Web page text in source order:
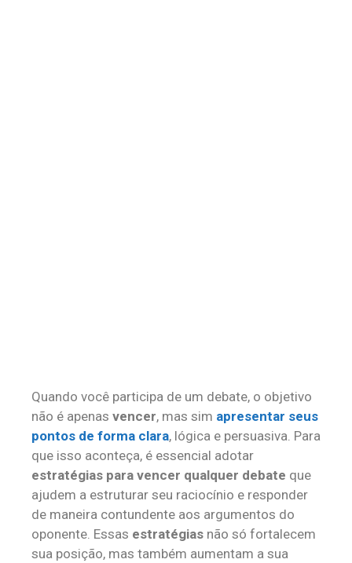
Quando você participa de um debate, o objetivo
não é apenas vencer, mas sim apresentar seus
pontos de forma clara, lógica e persuasiva. Para
que isso aconteça, é essencial adotar
estratégias para vencer qualquer debate que
ajudem a estruturar seu raciocínio e responder
de maneira contundente aos argumentos do
oponente. Essas estratégias não só fortalecem
sua posição, mas também aumentam a sua